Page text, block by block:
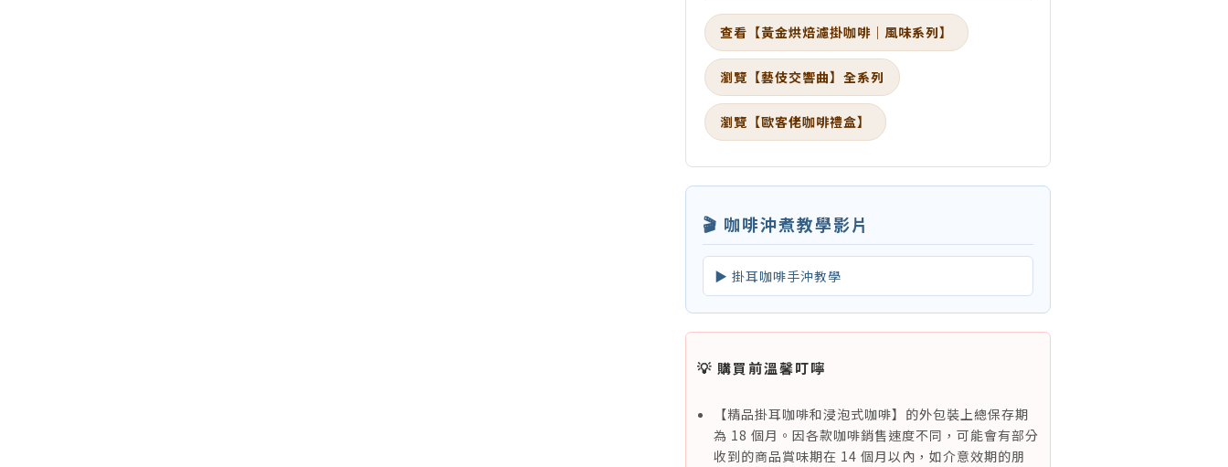
查看【黃金烘焙濾掛咖啡｜風味系列】
瀏覽【藝伎交響曲】全系列
瀏覽【歐客佬咖啡禮盒】
🎬 咖啡沖煮教學影片
▶ 掛耳咖啡手沖教學
💡 購買前溫馨叮嚀
【精品掛耳咖啡和浸泡式咖啡】的外包裝上總保存期
為 18 個月。因各款咖啡銷售速度不同，可能會有部分
收到的商品賞味期在 14 個月以內，如介意效期的朋